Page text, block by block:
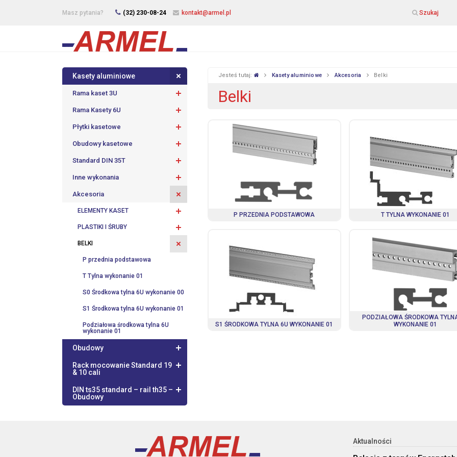
Masz pytania? (32) 230-08-24 kontakt@armel.pl Szukaj
Kasety aluminiowe
Rama kaset 3U
Rama Kasety 6U
Płytki kasetowe
Obudowy kasetowe
Standard DIN 35T
Inne wykonania
Akcesoria
ELEMENTY KASET
PLASTIKI I ŚRUBY
BELKI
P przednia podstawowa
T Tylna wykonanie 01
S0 Środkowa tylna 6U wykonanie 00
S1 Środkowa tylna 6U wykonanie 01
Podziałowa środkowa tylna 6U
wykonanie 01
Obudowy
Rack mocowanie Standard 19
& 10 cali
DIN ts35 standard – rail th35 –
Obudowy
Jesteś tutaj: Kasety aluminiowe Akcesoria Belki
Belki
P PRZEDNIA PODSTAWOWA T TYLNA WYKONANIE 01
S1 ŚRODKOWA TYLNA 6U WYKONANIE 01
PODZIAŁOWA ŚRODKOWA
WYKONANIE 01
Aktualności